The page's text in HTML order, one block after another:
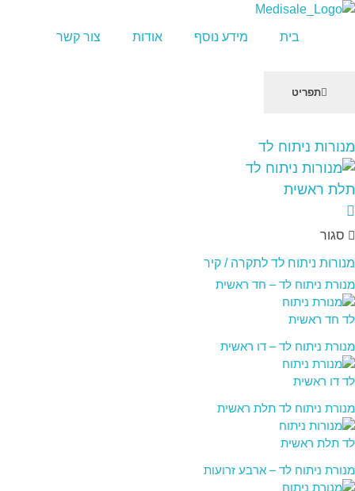
לֵב:
בְּאֲתָר
זֶה
מֻפְעֶלֶת
"נָגִישׁ
בִּקְלִיק"
הַמְּסַיַּעַת
לִנְגִישׁוּת
הָאֲתָר.
בית מידע נוסף אודות צור קשר
תפריט
מנורות ניתוח לד
סגור
מנורות ניתוח לד לתקרה / קיר
מנורת ניתוח לד – חד ראשית
מנורת ניתוח לד – דו ראשית
מנורת ניתוח לד תלת ראשית
מנורת ניתוח לד – ארבע זרועות